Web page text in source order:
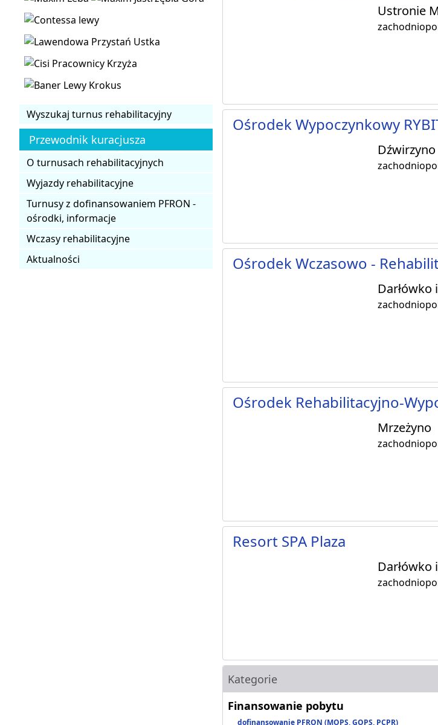
Wyszukaj turnus rehabilitacyjny
Przewodnik kuracjusza
O turnusach rehabilitacyjnych
Wyjazdy rehabilitacyjne
Turnusy z dofinansowaniem PFRON -
ośrodki, informacje
Wczasy rehabilitacyjne
Aktualności
Ustronie
Ośrodek Wypoczynkowy
Dźwirzyno
Ośrodek Wczasowo -
Darłówko
Ośrodek Rehabilitacyjno-
Mrzeżyno
Resort SPA Plaza
Darłówko
Kategorie
Finansowanie pobytu
dofinansowanie PFRON (MOPS, GOPS, PCPR)